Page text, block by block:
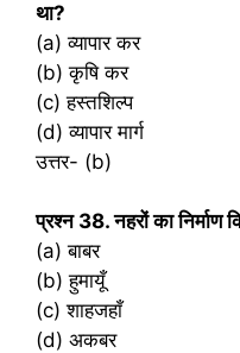
था?
(a) व्यापार कर
(b) कृषि कर
(c) हस्तशिल्प
(d) व्यापार मार्ग
उत्तर- (b)
प्रश्‍न 38. नहरों का
(a) बाबर
(b) हुमायूँ
(c) शाहजहाँ
(d) अकबर